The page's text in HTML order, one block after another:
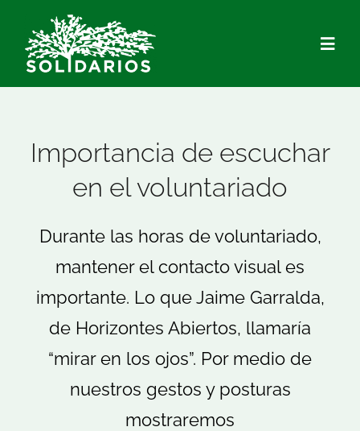
contenido
Qué hacemos
Hazte Socio/a
Voluntariado
Buscar:
Importancia de escuchar
en el voluntariado
Durante las horas de voluntariado,
mantener el contacto visual es
importante. Lo que Jaime Garralda,
de Horizontes Abiertos, llamaría
“mirar en los ojos”. Por medio de
nuestros gestos y posturas
mostraremos